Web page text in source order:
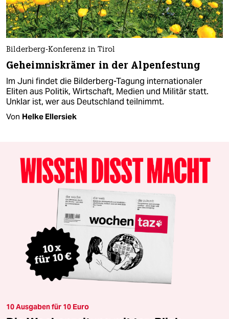
Bilderberg-Konferenz in Tirol
Geheimniskrämer in der Alpenfestung
Im Juni findet die Bilderberg-Tagung internationaler
Eliten aus Politik, Wirtschaft, Medien und Militär statt.
Unklar ist, wer aus Deutschland teilnimmt.
Von Helke Ellersiek
10 Ausgaben für 10 Euro